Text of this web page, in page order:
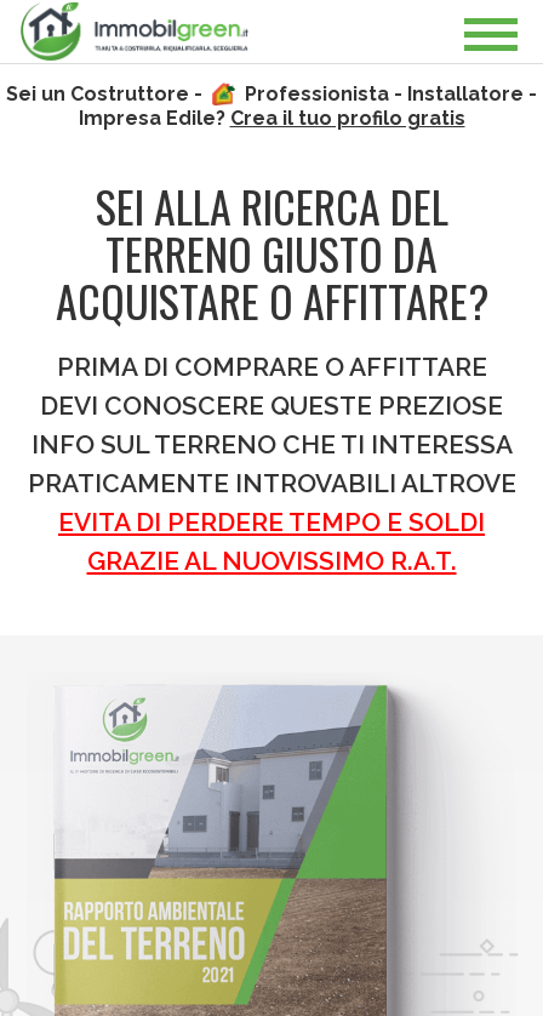
Sei un Costruttore -
Professionista - Installatore -
Impresa Edile? Crea il tuo profilo gratis
SEI ALLA RICERCA DEL
TERRENO GIUSTO DA
ACQUISTARE O AFFITTARE?
PRIMA DI COMPRARE O AFFITTARE
DEVI CONOSCERE QUESTE PREZIOSE
INFO SUL TERRENO CHE TI INTERESSA
PRATICAMENTE INTROVABILI ALTROVE
EVITA DI PERDERE TEMPO E SOLDI
GRAZIE AL NUOVISSIMO R.A.T.